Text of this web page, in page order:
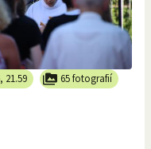
21.59 65 fotografií